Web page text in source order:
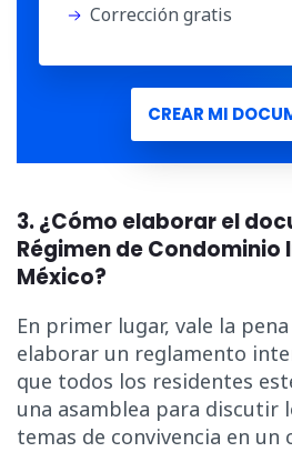
Corrección gratis
CREAR MI
3. ¿Cómo elaborar el
Régimen de Condominio
México?
En primer lugar, vale la
elaborar un reglamento
que todos los residentes
una asamblea para discutir
temas de convivencia en un